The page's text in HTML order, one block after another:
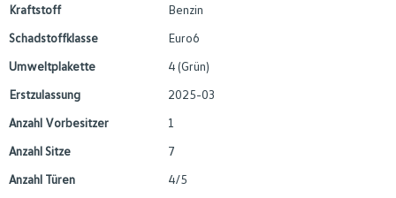
Kraftstoff
Benzin
Schadstoffklasse
Euro6
Umweltplakette
4 (Grün)
Erstzulassung
2025-03
Anzahl Vorbesitzer
1
Anzahl Sitze
7
Anzahl Türen
4/5